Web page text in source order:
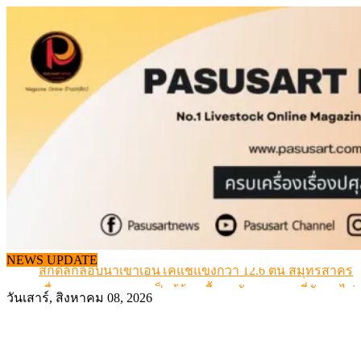
content
NEWS UPDATE
สกัดลักลอบนำเข้าเอ็นโคแช่แข็งกว่า 12.6 ตัน สมุทรสาคร
เมื่อเกษตรกรถูกมองเป็นผู้ร้ายเบื้องหลังราคาหมูที่สังคมไม่
สุดอั้น! ไข่ไก่หน้าฟาร์มปรับขึ้นอีก 6 บาท/แผง เริ่ม 7 ส.ค.69
วันเสาร์, สิงหาคม 08, 2026